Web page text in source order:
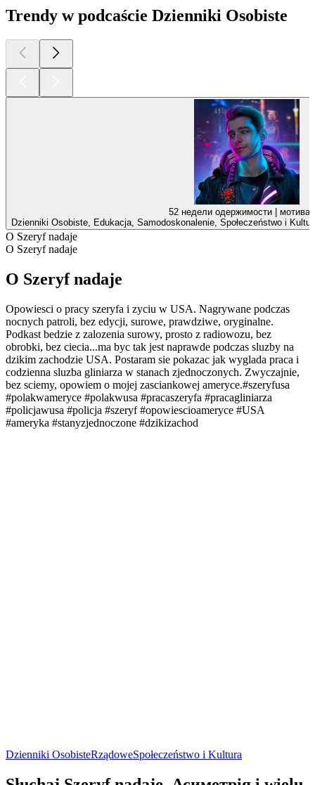
Trendy w podcaście Dzienniki Osobiste
52 недели одержимости |
Dzienniki Osobiste, Edukacja, Samodoskonalenie, Społeczeństwo i
O Szeryf nadaje
O Szeryf nadaje
O Szeryf nadaje
Opowiesci o pracy szeryfa i zyciu w USA. Nagrywane podczas
nocnych patroli, bez edycji, surowe, prawdziwe, oryginalne.
Podkast bedzie z zalozenia surowy, prosto z radiowozu, bez
obrobki, bez ciecia...ma byc tak jest naprawde podczas sluzby na
dzikim zachodzie USA. Postaram sie pokazac jak wyglada praca i
codzienna sluzba gliniarza w stanach zjednoczonych. Zwyczajnie,
bez sciemy, opowiem o mojej zasciankowej ameryce.#szeryfusa
#polakwameryce #polakwusa #pracaszeryfa #pracagliniarza
#policjawusa #policja #szeryf #opowiescioameryce #USA
#ameryka #stanyzjednoczone #dzikizachod
Dzienniki OsobisteRządoweSpołeczeństwo i Kultura